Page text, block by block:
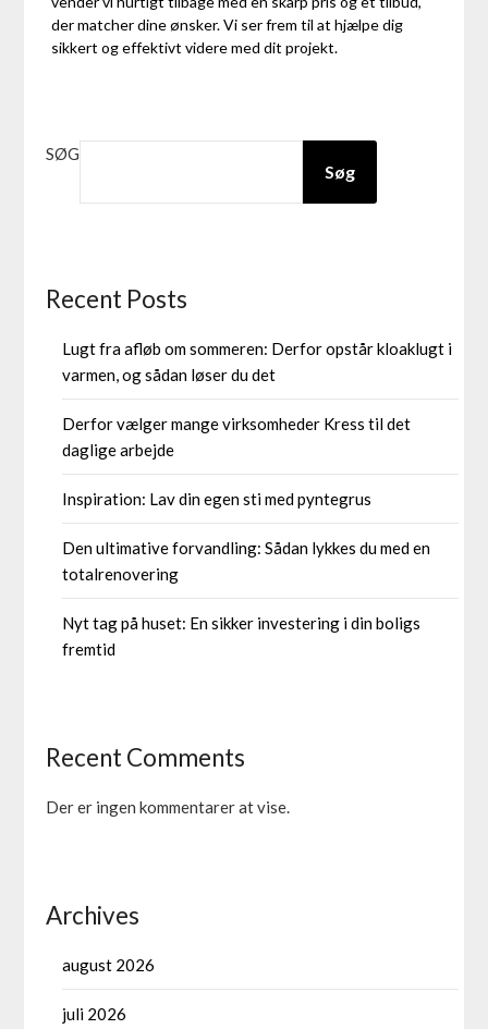
der matcher dine ønsker. Vi ser frem til at hjælpe dig
sikkert og effektivt videre med dit projekt.
SØG
Søg
Recent Posts
Lugt fra afløb om sommeren: Derfor opstår kloaklugt i
varmen, og sådan løser du det
Derfor vælger mange virksomheder Kress til det
daglige arbejde
Inspiration: Lav din egen sti med pyntegrus
Den ultimative forvandling: Sådan lykkes du med en
totalrenovering
Nyt tag på huset: En sikker investering i din boligs
fremtid
Recent Comments
Der er ingen kommentarer at vise.
Archives
august 2026
juli 2026